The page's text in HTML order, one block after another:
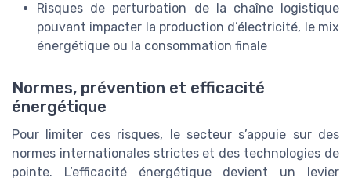
Risques de perturbation de la chaîne logistique
pouvant impacter la production d’électricité, le mix
énergétique ou la consommation finale
Normes, prévention et efficacité
énergétique
Pour limiter ces risques, le secteur s’appuie sur des
normes internationales strictes et des technologies de
pointe. L’efficacité énergétique devient un levier